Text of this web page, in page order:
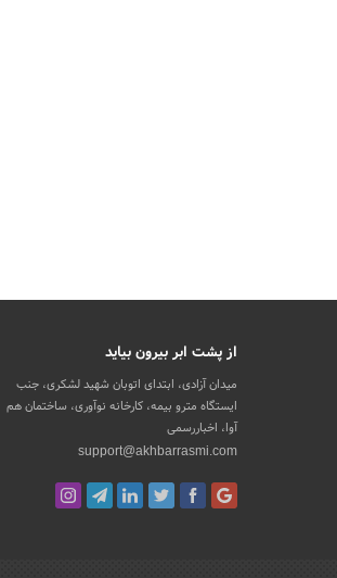
از پشت ابر بیرون بیاید
میدان آزادی، ابتدای اتوبان شهید لشکری، جنب
ایستگاه مترو بیمه، کارخانه نوآوری، ساختمان هم
آوا، اخباررسمی
support@akhbarrasmi.com